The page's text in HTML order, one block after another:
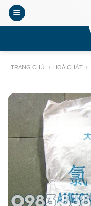
Chuyển
đến
TRANG CHỦ / HOÁ CHẤT /